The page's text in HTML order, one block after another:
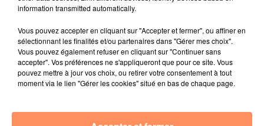
27 juin 2022
Le cocholed pour jouer à la pétanque
jusqu'au bout de la nuit !
10 mai 2022
Toulon : des quais électrifiés pour 2023 !
10 mai 2022
10 mai 2022
information transmitted automatically.
Vous pouvez accepter en cliquant sur "Accepter et fermer", ou affiner en
sélectionnant les finalités et/ou partenaires dans "Gérer mes choix".
Vous pouvez également refuser en cliquant sur "Continuer sans
accepter". Vos préférences ne s'appliqueront que pour ce site. Vous
pouvez mettre à jour vos choix, ou retirer votre consentement à tout
moment via le lien "Gérer les cookies" situé en bas de chaque page.